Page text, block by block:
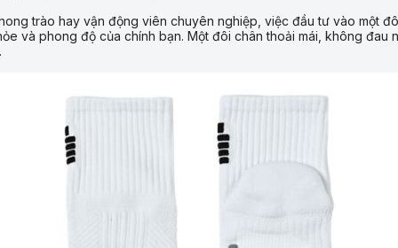
trào hay vận động viên chuyên nghiệp, việc đầu tư vào một
và phong độ của chính bạn. Một đôi chân thoải mái, không đau